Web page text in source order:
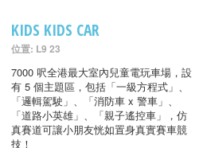
KIDS KIDS CAR
位置: L9 23
7000 呎全港最大室內兒童電玩車場，設
有 5 個主題區，包括「一級方程式」、
「邏輯駕駛」、「消防車 x 警車」、
「道路小英雄」、「親子遙控車」，仿
真賽道可讓小朋友恍如置身真實賽車競
技！